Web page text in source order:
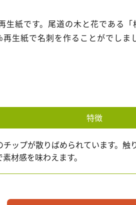
紙です。尾道の木と花である「
生紙で名刺を作ることがでしま
特徴
チップが散りばめられています。
材感を味わえます。